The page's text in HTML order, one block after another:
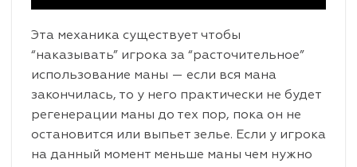
Эта механика существует чтобы
“наказывать” игрока за “расточительное”
использование маны — если вся мана
закончилась, то у него практически не будет
регенерации маны до тех пор, пока он не
остановится или выпьет зелье. Если у игрока
на данный момент меньше маны чем нужно